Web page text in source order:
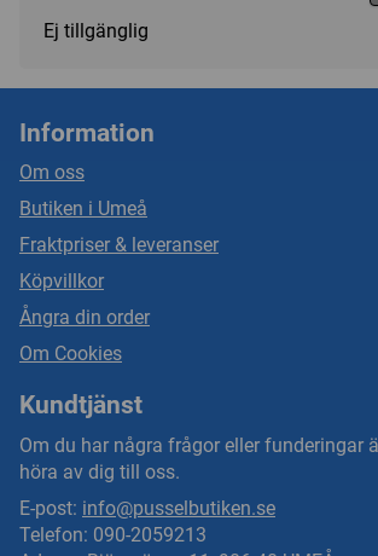
Ej tillgänglig
Information
Om oss
Butiken i Umeå
Fraktpriser & leveranser
Köpvillkor
Ångra din order
Om Cookies
Kundtjänst
Om du har några frågor eller funderingar
höra av dig till oss.
E-post: info@pusselbutiken.se
Telefon: 090-2059213